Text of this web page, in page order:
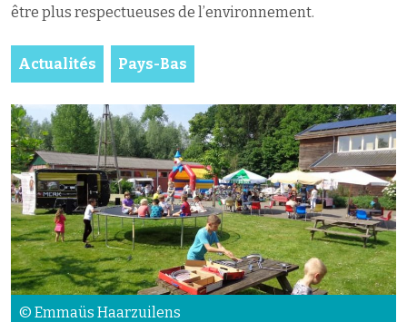
être plus respectueuses de l’environnement.
Actualités Pays-Bas
© Emmaüs Haarzuilens